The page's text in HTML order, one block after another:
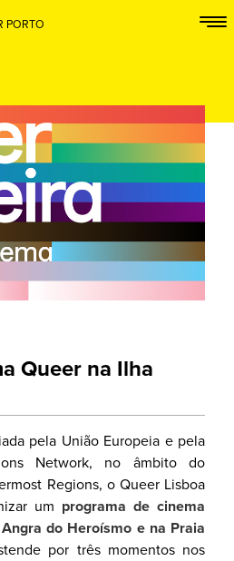
PORTO
Queer na Ilha
pela União Europeia e pela
Network, no âmbito do
Regions, o Queer Lisboa
um programa de cinema
do Heroísmo e na Praia
por três momentos nos